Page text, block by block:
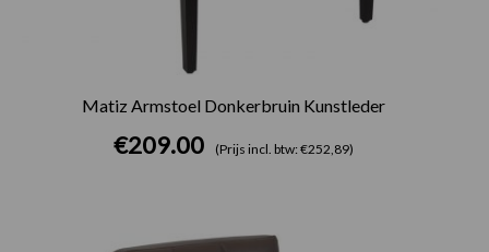
Matiz Armstoel Donkerbruin Kunstleder
€209.00 (Prijs incl. btw: €252,89)